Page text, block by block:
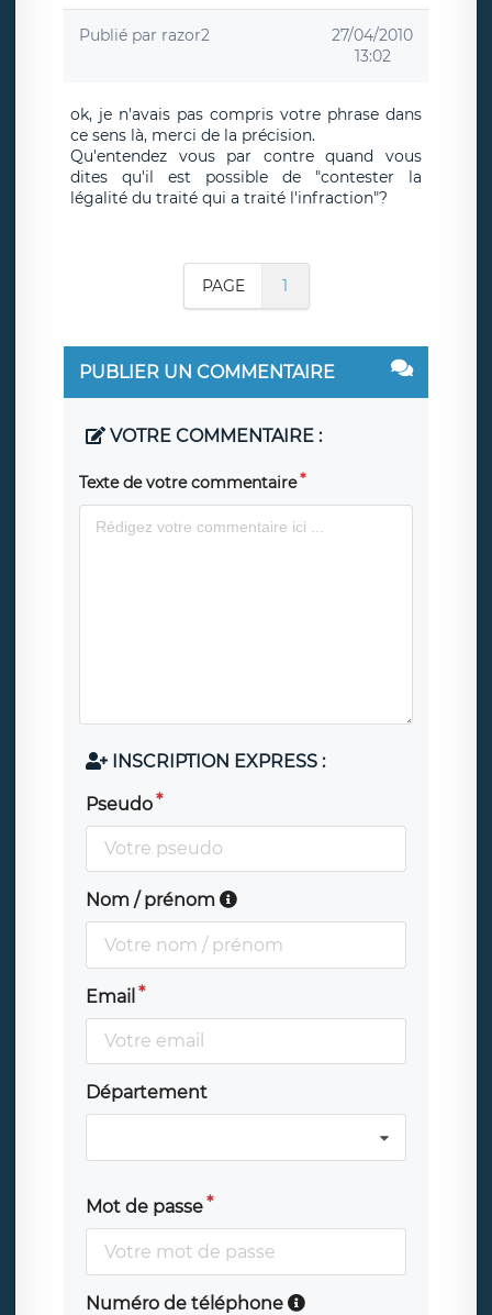
Publié par razor2
27/04/2010
13:02
ok, je n'avais pas compris votre phrase dans
ce sens là, merci de la précision.
Qu'entendez vous par contre quand vous
dites qu'il est possible de "contester la
légalité du traité qui a traité l'infraction"?
PAGE 1
PUBLIER UN COMMENTAIRE
VOTRE COMMENTAIRE :
Texte de votre commentaire
INSCRIPTION EXPRESS :
Pseudo
Nom / prénom
Email
Département
Mot de passe
Numéro de téléphone